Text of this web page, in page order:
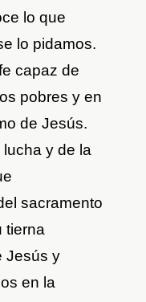
lo que
lo pidamos.
capaz de
pobres y en
de Jesús.
y de la
sacramento
tierna
Jesús y
en la